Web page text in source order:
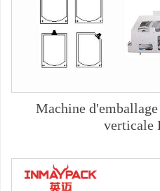
Machine
verticale